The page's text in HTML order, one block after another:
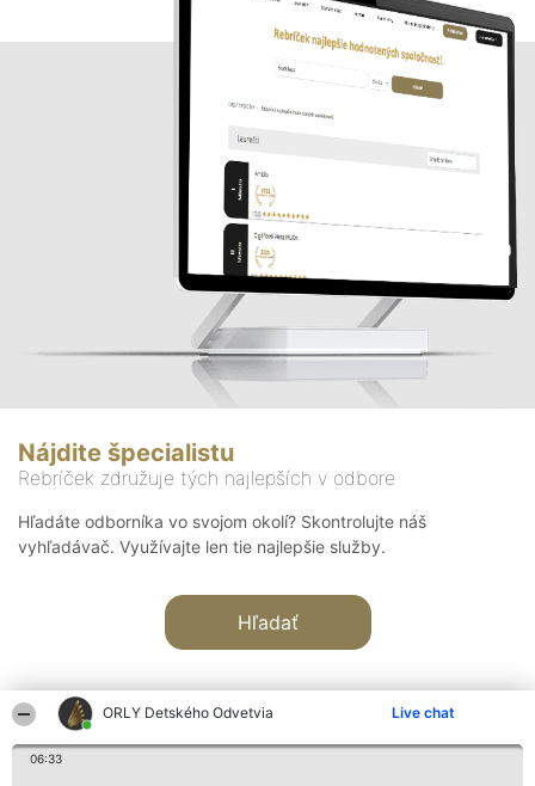
ORLY Detského Odvetvia Live chat
06:33
Nájdite špecialistu
Rebríček združuje tých najlepších v odbore
Hľadáte odborníka vo svojom okolí? Skontrolujte náš
vyhľadávač. Využívajte len tie najlepšie služby.
Hľadať